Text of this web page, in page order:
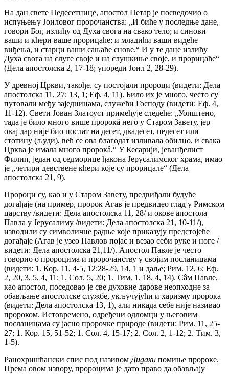
На дан свете Педесетнице, апостол Петар је посведочио о
испуњењу Јоиловог пророчанства: „И биће у последње дане,
говори Бог, излићу од Духа свога на свако тело; и синови
ваши и кћери ваше прорицаће; и младићи ваши видеће
виђења, и старци ваши сањаће снове.“ И у те дане излићу
Духа свога на слуге своје и на слушкиње своје, и прорицаће“
(Дела апостолска 2, 17-18; упореди Јоил 2, 28-29).
У древној Цркви, такође, су постојали пророци (видети: Дела
апостолска 11, 27; 13, 1; Еф. 4, 11). Било их је много, често су
путовали међу заједницама, служећи Господу (видети: Еф. 4,
11-12). Свети Јован Златоуст примећује следеће: „Уопштено,
тада је било много више пророкâ него у Старом Завету, јер
овај дар није био послат на десет, двадесет, педесет или
стотину (људи), већ се ова благодат изливала обилно, и свака
Црква је имала много пророкâ.“ У Кесарији, јеванђелист
Филип, један од седморице ђакона Јерусалимског храма, имао
је „четири девствене кћери које су прорицале“ (Дела
апостолска 21, 9).
Пророци су, као и у Старом Завету, предвиђали будуће
догађаје (на пример, пророк Агав је предвидео глад у Римском
царству /видети: Дела апостолска 11, 28/ и окове апостола
Павла у Јерусалиму /видети: Дела апостолска 21, 10-11/),
изводили су символичне радње које приказују предстојеће
догађаје (Агав је узео Павлов појас и везао себи руке и ноге /
видети: Дела апостолска 21,11/). Апостол Павле је често
говорио о пророцима и пророчанству у својим посланицама
(видети: 1. Кор. 11, 4-5, 12:28-29, 14, 1 и даље; Рим. 12, 6; Еф.
2, 20, 3, 5, 4, 11; 1. Сол. 5, 20; 1. Тим. 1, 18, 4, 14). Сâм Павле,
као апостол, поседовао је све духовне дарове неопходне за
обављање апостолске службе, укључујући и харизму пророка
(видети: Дела апостолска 13, 1), али никада себе није називао
пророком. Истовремено, одређени одломци у његовим
посланицама су јасно пророчке природе (видети: Рим. 11, 25-
27; 1. Кор. 15, 51-52; 1. Сол. 4, 15-17; 2. Сол. 2, 1-12; 2. Тим. 3,
1-5).
Ранохришћански спис под називом Дидахи помиње пророке.
Према овом извору, пророцима је дато право да обављају